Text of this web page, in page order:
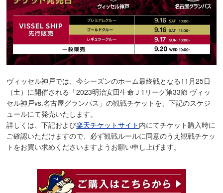
ヴィッセル神戸では、今シーズンのホーム最終戦となる11月25日
（土）に開催される「2023明治安田生命Ｊ1リーグ第33節 ヴィッ
セル神戸vs.名古屋グランパス」の観戦チケットを、下記のスケジ
ュールにて発売いたします。
詳しくは、下記および楽天チケットサイト 内にてチケット購入時に
ご確認いただけますので、必ず観戦ルールに同意のうえ観戦チケッ
トをお買い求めくださいますようお願い申し上げます。